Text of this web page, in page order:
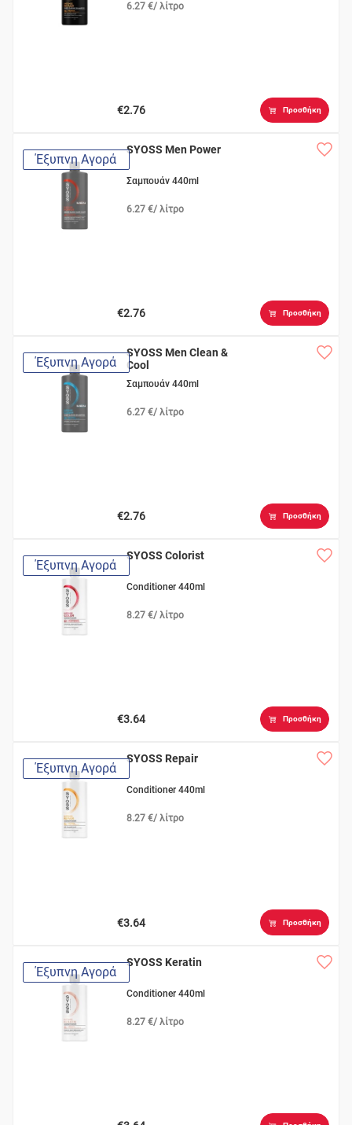
6.27 €/ λίτρο
€2.76 Προσθήκη
Έξυπνη Αγορά
SYOSS Men Power
Σαμπουάν 440ml
6.27 €/ λίτρο
€2.76 Προσθήκη
Έξυπνη Αγορά
SYOSS Men Clean &
Cool
Σαμπουάν 440ml
6.27 €/ λίτρο
€2.76 Προσθήκη
Έξυπνη Αγορά
SYOSS Colorist
Conditioner 440ml
8.27 €/ λίτρο
€3.64 Προσθήκη
Έξυπνη Αγορά
SYOSS Repair
Conditioner 440ml
8.27 €/ λίτρο
€3.64 Προσθήκη
Έξυπνη Αγορά
SYOSS Keratin
Conditioner 440ml
8.27 €/ λίτρο